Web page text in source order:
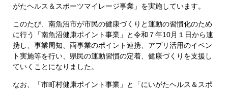
がたヘルス＆スポーツマイレージ事業」を実施しています。
このたび、南魚沼市が市民の健康づくりと運動の習慣化のため
に行う「南魚沼健康ポイント事業」と令和７年10月１日から連
携し、事業周知、両事業のポイント連携、アプリ活用のイベン
ト実施等を行い、県民の運動習慣の定着、健康づくりを支援し
ていくことになりました。
なお、「市町村健康ポイント事業」と「にいがたヘルス＆スポ